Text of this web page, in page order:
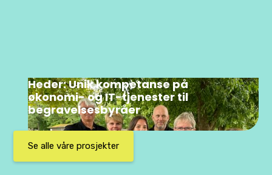
Heder: Unik kompetanse på
økonomi- og IT-tjenester til
begravelsesbyråer
Se alle våre prosjekter